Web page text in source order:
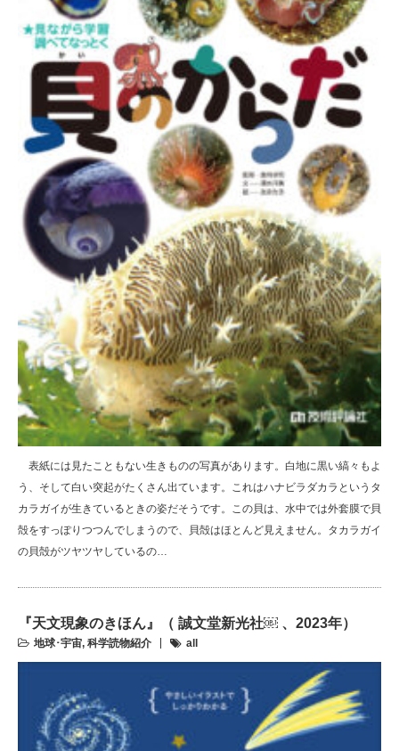
表紙には見たこともない生きものの写真があります。白地に黒い縞々もよ
う、そして白い突起がたくさん出ています。これはハナビラダカラというタ
カラガイが生きているときの姿だそうです。この貝は、水中では外套膜で貝
殻をすっぽりつつんでしまうので、貝殻はほとんど見えません。タカラガイ
の貝殻がツヤツヤしているの…
『天文現象のきほん』（ 誠文堂新光社￼ 、2023年）
地球･宇宙, 科学読物紹介 all